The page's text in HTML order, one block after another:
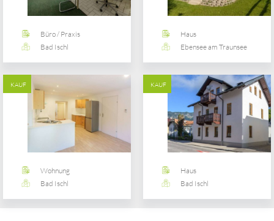
Büro / Praxis
Bad Ischl
Haus
Ebensee am Traunsee
KAUF
Wohnung
Bad Ischl
KAUF
Haus
Bad Ischl